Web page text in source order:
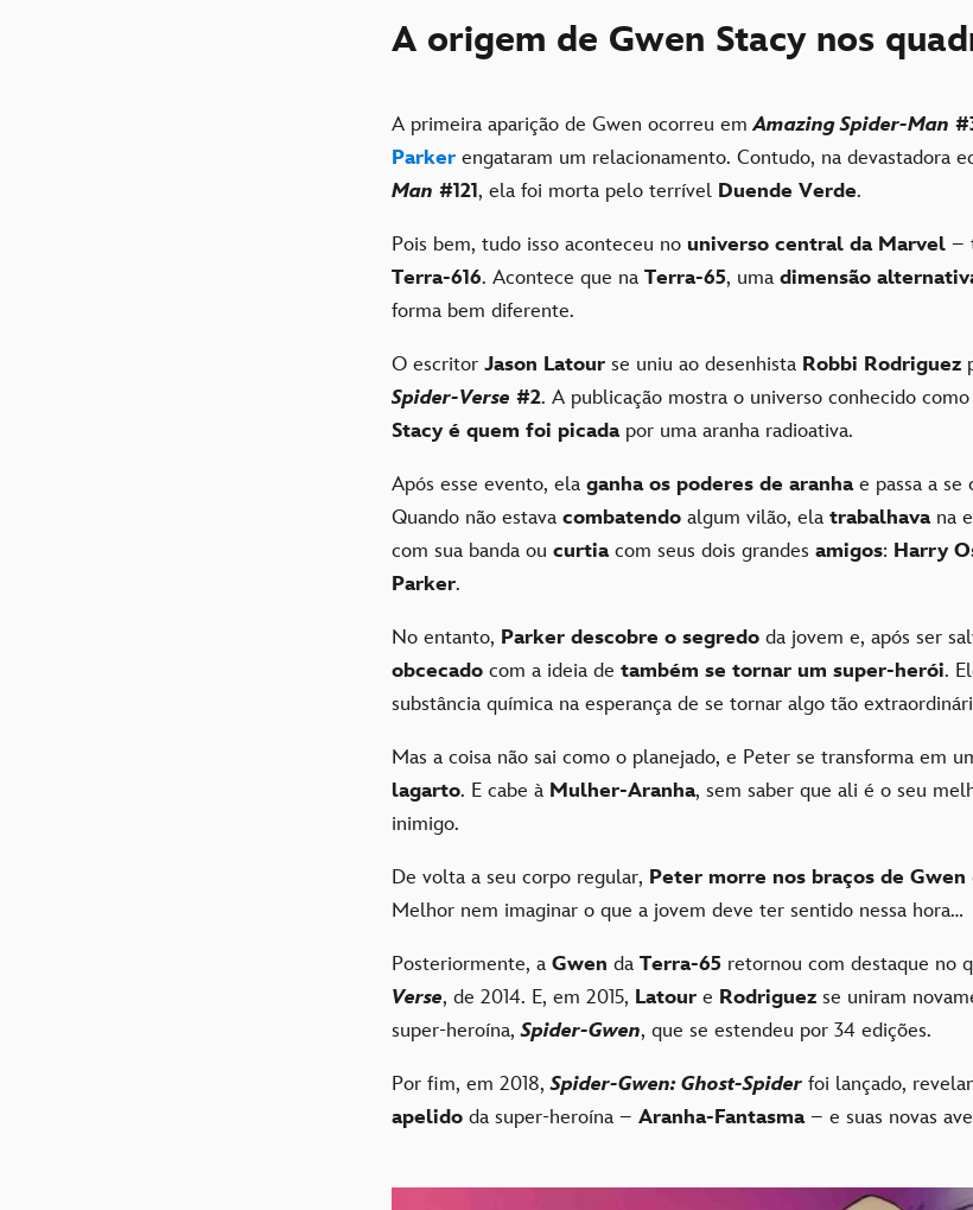
A origem de Gwen Stacy nos
A primeira aparição de Gwen ocorreu emAmazing Spider-Man
Parker engataram um relacionamento. Contudo, na devastadora
Man #121, ela foi morta pelo terrível Duende Verde.
Pois bem, tudo isso aconteceu no universo central da Marvel –
Terra-616. Acontece que na Terra-65, uma dimensão
forma bem diferente.
O escritor Jason Latour se uniu ao desenhista Robbi Rodriguez
Spider-Verse #2. A publicação mostra o universo conhecido como
Stacy é quem foi picada por uma aranha radioativa.
Após esse evento, ela ganha os poderes de aranhae passa a se
Quando não estava combatendo algum vilão, ela trabalhava na
com sua banda ou curtia com seus dois grandes amigos: Harry
Parker.
No entanto, Parker descobre o segredo da jovem e, após ser
obcecado com a ideia de também se tornar um super-herói.
substância química na esperança de se tornar algo tão
Mas a coisa não sai como o planejado, e Peter se transforma em
lagarto. E cabe à Mulher-Aranha, sem saber que ali é o seu
inimigo.
De volta a seu corpo regular, Peter morre nos braços de Gwen
Melhor nem imaginar o que a jovem deve ter sentido nessa hora…
Posteriormente, a Gwen da Terra-65 retornou com destaque no
Verse, de 2014. E, em 2015, Latour e Rodriguez se uniram
super-heroína,Spider-Gwen, que se estendeu por 34 edições.
Por fim, em 2018,Spider-Gwen: Ghost-Spider foi lançado,
apelido da super-heroína – Aranha-Fantasma– e suas novas